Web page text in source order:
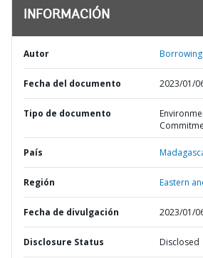
INFORMACIÓN
Autor Borrowing
Fecha del documento 2023/01/
Tipo de documento
País
Región Eastern
Fecha de divulgación 2023/01/
Disclosure Status Disclosed